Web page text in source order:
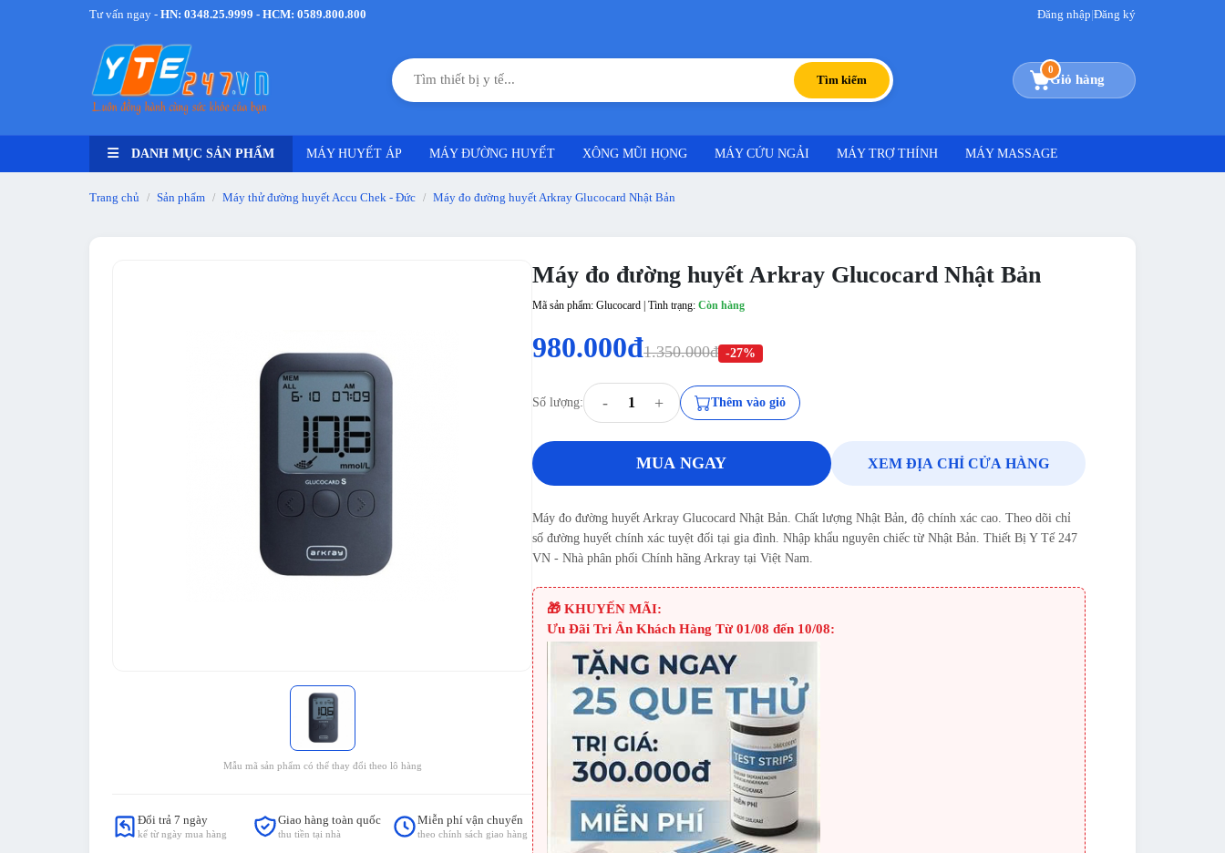
Tư vấn ngay - HN: 0348.25.9999 - HCM: 0589.800.800 Đăng nhập|Đăng ký
Tìm kiếm
0
Giỏ hàng
DANH MỤC SẢN PHẨM MÁY HUYẾT ÁP MÁY ĐƯỜNG HUYẾT XÔNG MŨI HỌNG MÁY CỨU NGẢI MÁY TRỢ THÍNH MÁY MASSAGE
Trang chủ / Sản phẩm / Máy thử đường huyết Accu Chek - Đức / Máy đo đường huyết Arkray Glucocard Nhật Bản
Mẫu mã sản phẩm có thể thay đổi theo lô hàng
Đổi trả 7 ngày
kể từ ngày mua hàng
Giao hàng toàn quốc
thu tiền tại nhà
Miễn phí vận chuyển
theo chính sách giao hàng
Máy đo đường huyết Arkray Glucocard Nhật Bản
Mã sản phẩm: Glucocard | Tình trạng:Còn hàng
980.000đ1.350.000đ -27%
Số lượng: - + Thêm vào giỏ
MUA NGAY XEM ĐỊA CHỈ CỬA HÀNG
Máy đo đường huyết Arkray Glucocard Nhật Bản. Chất lượng Nhật Bản, độ chính xác cao. Theo dõi chỉ
số đường huyết chính xác tuyệt đối tại gia đình. Nhập khẩu nguyên chiếc từ Nhật Bản. Thiết Bị Y Tế 247
VN - Nhà phân phối Chính hãng Arkray tại Việt Nam.
🎁 KHUYẾN MÃI:
Ưu Đãi Tri Ân Khách Hàng Từ 01/08 đến 10/08: